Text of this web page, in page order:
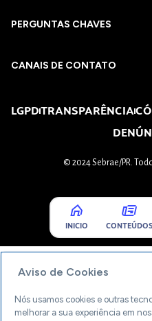
PERGUNTAS CHAVES​
CANAIS DE CONTATO
LGPDTRANSPARÊNCIA
© 2024 Sebrae/PR.
INICIO CONTEÚDOS
Aviso de Cookies
Nós usamos cookies e outras
melhorar a sua experiência em